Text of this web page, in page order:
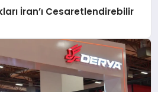
İran’ı Cesaretlendirebilir